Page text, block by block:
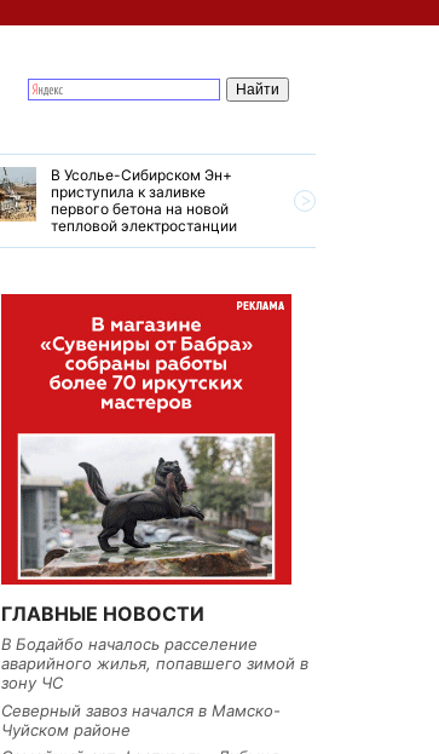
В Усолье-Сибирском Эн+
приступила к заливке
первого бетона на новой
тепловой электростанции
ГЛАВНЫЕ НОВОСТИ
В Бодайбо началось расселение
аварийного жилья, попавшего зимой в
зону ЧС
Северный завоз начался в Мамско-
Чуйском районе